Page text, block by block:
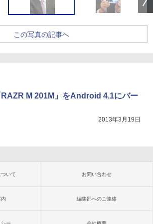
この写真の記事へ
M 201M」をAndroid 4.1にバー
2013年3月19日
いて お問い合わせ
編集部へのご連絡